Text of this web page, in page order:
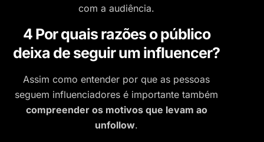
com a audiência.
4 Por quais razões o público
deixa de seguir um influencer?
Assim como entender por que as pessoas
seguem influenciadores é importante também
compreender os motivos que levam ao
unfollow.